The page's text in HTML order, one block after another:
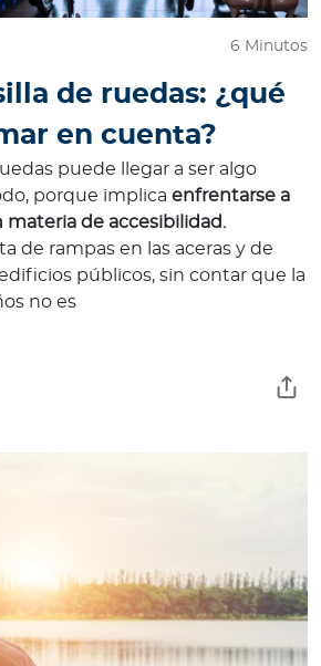
6 Minutos
de ruedas: ¿qué
en cuenta?
puede llegar a ser algo
porque implica enfrentarse a
materia de accesibilidad.
de rampas en las aceras y de
públicos, sin contar que la
no es